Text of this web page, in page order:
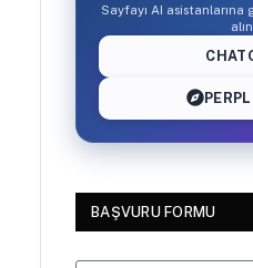
Sayfayı AI asistanlarına
alın
BAŞVURU FORMU